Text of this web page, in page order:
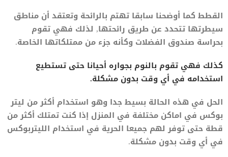
القطط كما أوضحنا سابقا تهتم بالرائحة وتعتقد أن مناطق
سيطرتها تتحدد عن طريق رائحتها, لذلك فهي تقوم
بحراسة صندوق الفضلات وكأنه جزء من ممتلكاتها الخاصة.
كذلك فهي تقوم بالنوم بجواره أحيانا حتى تستطيع
استخدامه في أي وقت بدون مشكلة.
الحل في هذه الحالة بسيط جدا وهو استخدام أكثر من ليتر
بوكس في اماكن مختلفة في المنزل إذا كنت تمتلك أكثر من
قطة حتى توفر لهم جميعا الحرية في استخدام الليتربوكس
في أي وقت بدون مشكلة.